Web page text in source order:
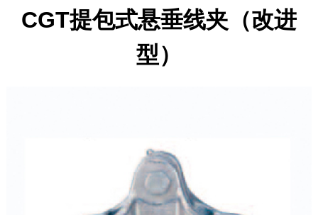
CGT提包式悬垂线夹（改进
型）